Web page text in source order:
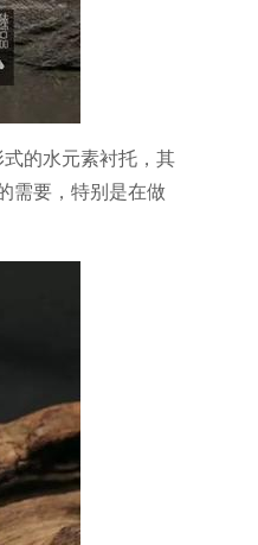
的水元素衬托，其
需要，特别是在做